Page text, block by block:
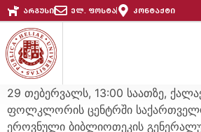
არგუსი ელ. ფოსტა კონტაქტი
29 თებერვალს, 13:00 საათზე,
ფოლკლორის ცენტრში
ეროვნული ბიბლიოთეკის